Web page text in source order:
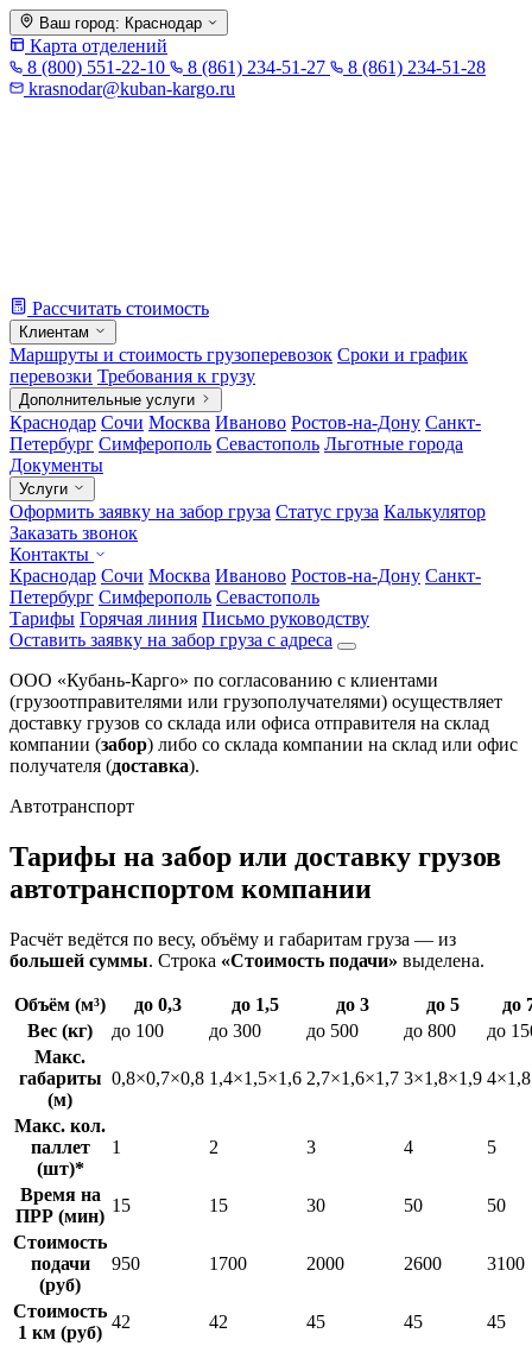
Skip
to
content
Ваш город: Краснодар
Карта отделений
8 (800) 551-22-10
8 (861) 234-51-27
8 (861) 234-51-28
krasnodar@kuban-kargo.ru
Рассчитать стоимость
Клиентам
Маршруты и стоимость грузоперевозок Сроки и график
перевозки Требования к грузу
Дополнительные услуги
Краснодар Сочи Москва Иваново Ростов-на-Дону Санкт-
Петербург Симферополь Севастополь Льготные города
Документы
Услуги
Оформить заявку на забор груза Статус груза Калькулятор
Заказать звонок
Контакты
Краснодар Сочи Москва Иваново Ростов-на-Дону Санкт-
Петербург Симферополь Севастополь
Тарифы Горячая линия Письмо руководству
Оставить заявку на забор груза с адреса
ООО «Кубань-Карго» по согласованию с клиентами
(грузоотправителями или грузополучателями) осуществляет
доставку грузов со склада или офиса отправителя на склад
компании (забор) либо со склада компании на склад или офис
получателя (доставка).
Автотранспорт
Тарифы на забор или доставку грузов
автотранспортом компании
Расчёт ведётся по весу, объёму и габаритам груза — из
большей суммы. Строка «Стоимость подачи» выделена.
Объём (м³) до 0,3 до 1,5 до 3 до 5
до
Вес (кг)
до 100 до 300 до 500 до 800
до
Макс.
габариты
(м)
0,8×0,7×0,8 1,4×1,5×1,6 2,7×1,6×1,7 3×1,8×1,9
Макс. кол.
паллет
(шт)*
1 2 3 4 5
Время на
ПРР (мин)
15 15 30 50
50
Стоимость
подачи
(руб)
950 1700 2000 2600 3100
Стоимость
1 км (руб)
42 42 45 45
45